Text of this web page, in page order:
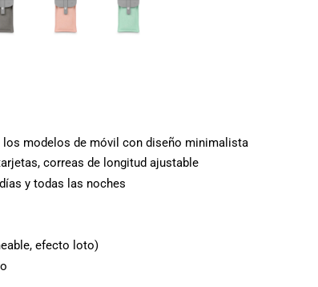
modelos de móvil con diseño minimalista
correas de longitud ajustable
y todas las noches
efecto loto)